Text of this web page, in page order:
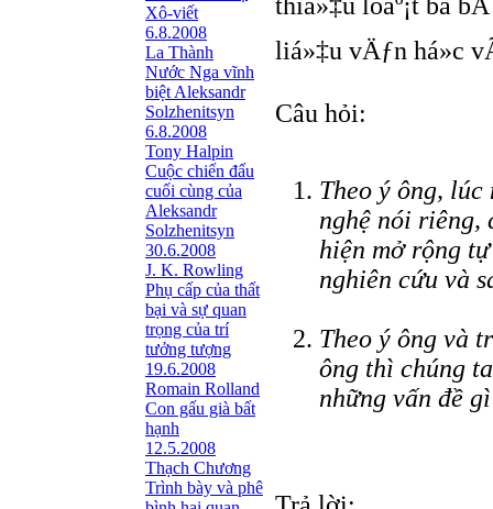
Xô-viết
6.8.2008
La Thành
Nước Nga vĩnh
biệt Aleksandr
Solzhenitsyn
6.8.2008
Tony Halpin
Cuộc chiến đấu
cuối cùng của
Aleksandr
Solzhenitsyn
30.6.2008
J. K. Rowling
Phụ cấp của thất
bại và sự quan
trọng của trí
tưởng tượng
19.6.2008
Romain Rolland
Con gấu già bất
hạnh
12.5.2008
Thạch Chương
Trình bày và phê
liá»‡u vÄƒn há»c
Câu hỏi:
Theo ý ông,
nghệ nói riêng,
hiện mở rộng
nghiên cứu và
Theo ý ông và
ông thì chúng
những vấn đề